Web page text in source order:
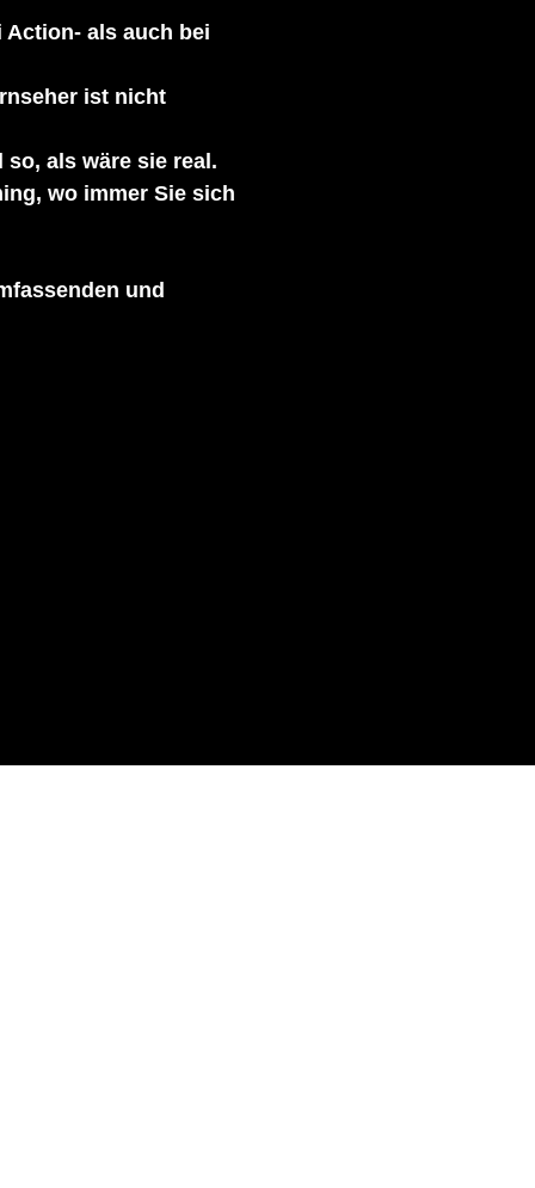
als auch bei
ist nicht
als wäre sie real.
wo immer Sie sich
und